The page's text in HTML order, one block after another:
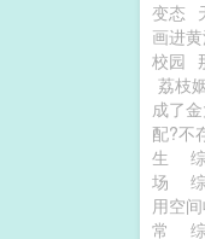
变态
画进
校园
荔枝
成了
配?不
生
场
用空
常